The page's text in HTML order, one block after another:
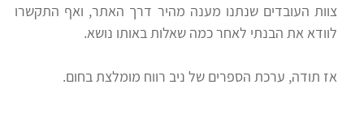
צוות העובדים שנתנו מענה מהיר דרך האתר, ואף התקשרו
לוודא את הבנתי לאחר כמה שאלות באותו נושא.
אז תודה, ערכת הספרים של ניב רווח מומלצת בחום.